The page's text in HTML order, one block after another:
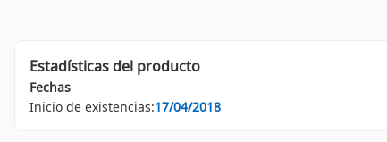
Estadísticas del producto
Fechas
Inicio de existencias:17/04/2018